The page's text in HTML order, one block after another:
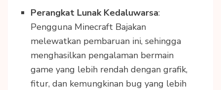
Perangkat Lunak Kedaluwarsa:
Pengguna Minecraft Bajakan
melewatkan pembaruan ini, sehingga
menghasilkan pengalaman bermain
game yang lebih rendah dengan grafik,
fitur, dan kemungkinan bug yang lebih